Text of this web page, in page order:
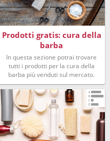
Prodotti gratis: cura della
barba
In questa sezione potrai trovare
tutti i prodotti per la cura della
barba più venduti sul mercato.